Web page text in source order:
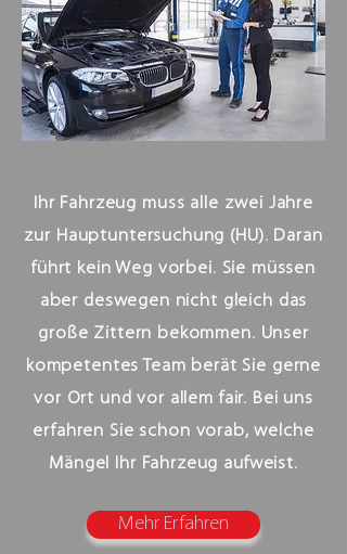
Ihr Fahrzeug muss alle zwei Jahre
zur Hauptuntersuchung (HU). Daran
führt kein Weg vorbei. Sie müssen
aber deswegen nicht gleich das
große Zittern bekommen. Unser
kompetentes Team berät Sie gerne
vor Ort und vor allem fair. Bei uns
erfahren Sie schon vorab, welche
Mängel Ihr Fahrzeug aufweist.
Mehr Erfahren